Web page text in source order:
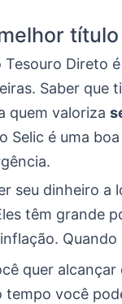
Direto
Saber que
quem valoriza
Selic é uma
seu dinheiro
têm grande
quer alcançar
tempo você